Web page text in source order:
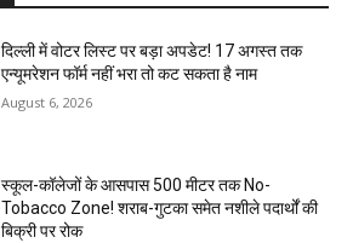
दिल्ली में वोटर लिस्ट पर बड़ा अपडेट! 17 अगस्त तक
एन्यूमरेशन फॉर्म नहीं भरा तो कट सकता है नाम
August 6, 2026
स्कूल-कॉलेजों के आसपास 500 मीटर तक No-
Tobacco Zone! शराब-गुटका समेत नशीले पदार्थों की
बिक्री पर रोक